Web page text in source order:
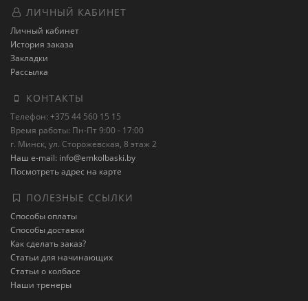
ЛИЧНЫЙ КАБИНЕТ
Личный кабинет
История заказа
Закладки
Рассылка
КОНТАКТЫ
Телефон: +375 44 560 15 15
Время работы: Пн-Пт 9:00 - 17:00
г. Минск, ул. Сторожевская, 8 этаж 2
Наш e-mail: info@emkolbaski.by
Посмотреть адрес на карте
ПОЛЕЗНЫЕ ССЫЛКИ
Способы оплаты
Способы доставки
Как сделать заказ?
Статьи для начинающих
Статьи о колбасе
Наши тренеры